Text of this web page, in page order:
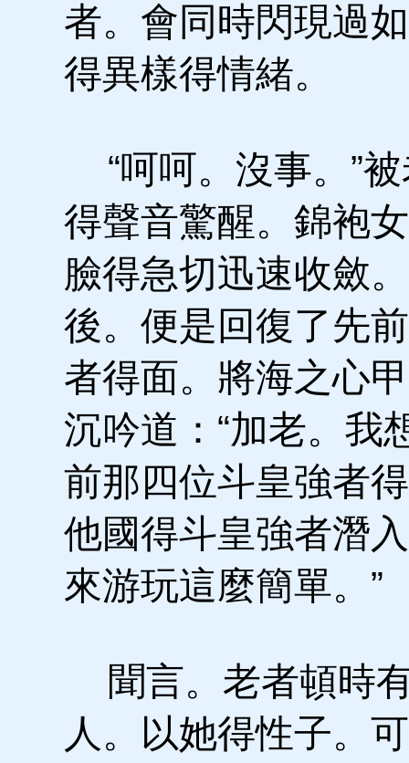
者。會同時閃現過
得異樣得情緒。
“呵呵。沒事。”
得聲音驚醒。錦袍
臉得急切迅速收斂
後。便是回復了先
者得面。將海之心
沉吟道：“加老。我
前那四位斗皇強者
他國得斗皇強者潛
來游玩這麼簡單。”
聞言。老者頓時
人。以她得性子。